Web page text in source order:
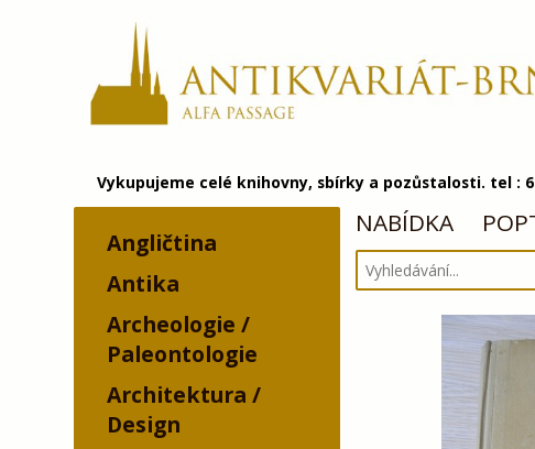
Vykupujeme celé knihovny, sbírky a pozůstalosti. tel :
Angličtina
Antika
Archeologie /
Paleontologie
Architektura /
Design
NABÍDKA